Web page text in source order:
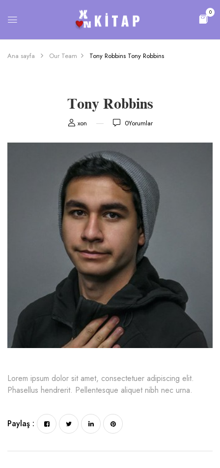
0
Ana sayfa Our Team Tony Robbins Tony Robbins
Tony Robbins
xon 0Yorumlar
Lorem ipsum dolor sit amet, consectetuer adipiscing elit.
Phasellus hendrerit. Pellentesque aliquet nibh nec urna.
Paylaş :